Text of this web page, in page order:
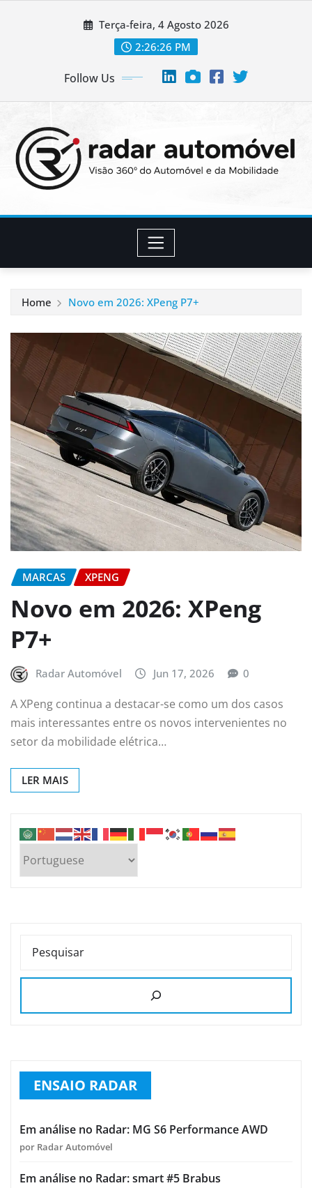
Terça-feira, 4 Agosto 2026
2:26:26 PM
Follow Us
Home Novo em 2026: XPeng P7+
MARCAS XPENG
Novo em 2026: XPeng
P7+
Radar Automóvel Jun 17, 2026 0
A XPeng continua a destacar-se como um dos casos
mais interessantes entre os novos intervenientes no
setor da mobilidade elétrica…
LER MAIS
PESQUISAR
ENSAIO RADAR
Em análise no Radar: MG S6 Performance AWD
por Radar Automóvel
Em análise no Radar: smart #5 Brabus